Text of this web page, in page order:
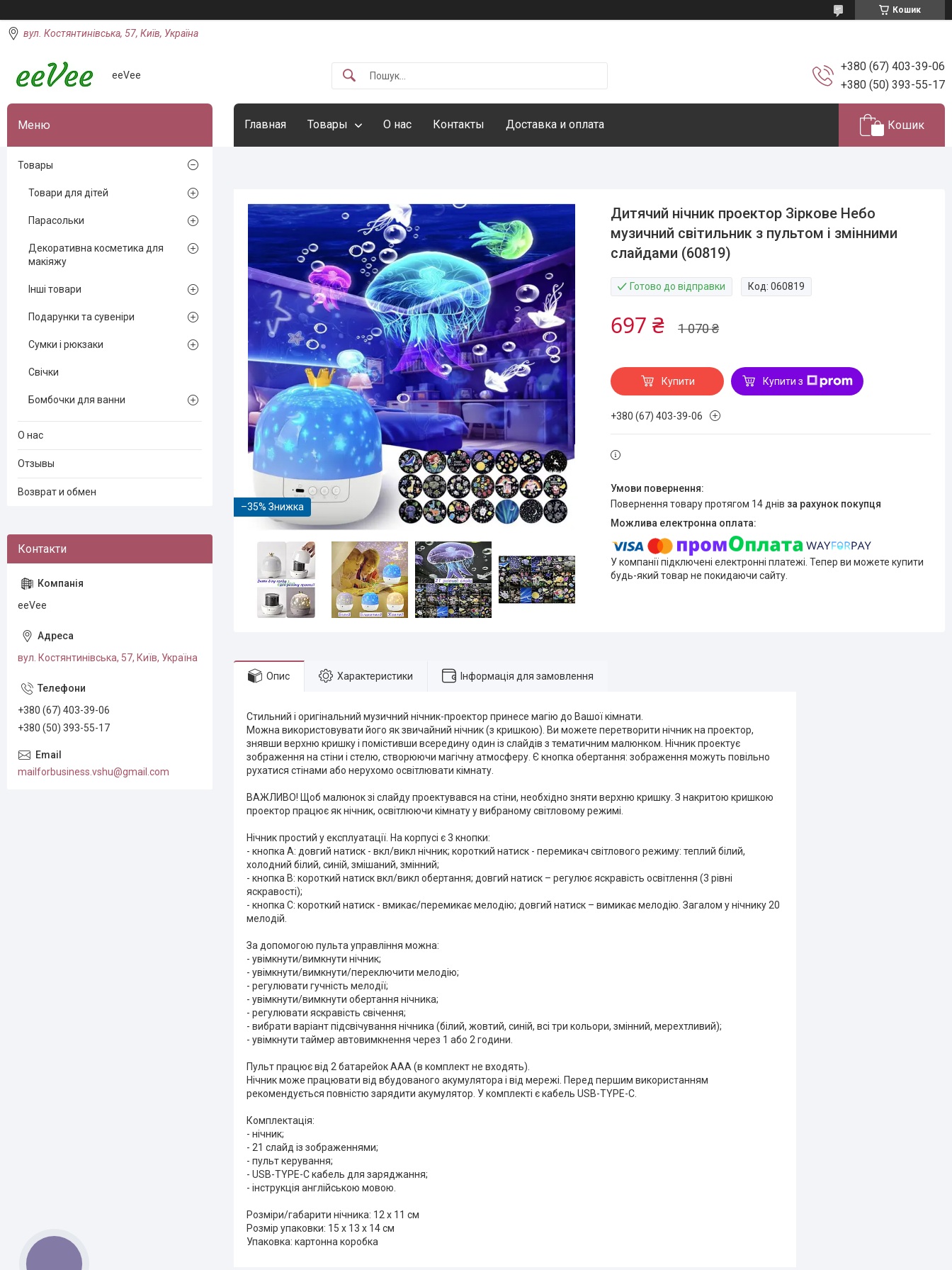
Кошик
вул. Костянтинівська, 57, Київ, Україна
eeVee
+380 (67) 403-39-06
+380 (50) 393-55-17
Главная Товары О нас Контакты Доставка и оплата Кошик
–35%
Дитячий нічник проектор Зіркове Небо
музичний світильник з пультом і змінними
слайдами (60819)
Готово до відправки Код:060819
1 070 ₴
697 ₴
Купити Купити з
+380 (67) 403-39-06
повернення товару протягом 14 днів за рахунок покупця
У компанії підключені електронні платежі. Тепер ви можете купити
будь-який товар не покидаючи сайту.
Опис Характеристики Інформація для замовлення
Стильний і оригінальний музичний нічник-проектор принесе магію до Вашої кімнати.
Можна використовувати його як звичайний нічник (з кришкою). Ви можете перетворити нічник на проектор,
знявши верхню кришку і помістивши всередину один із слайдів з тематичним малюнком. Нічник проектує
зображення на стіни і стелю, створюючи магічну атмосферу. Є кнопка обертання: зображення можуть повільно
рухатися стінами або нерухомо освітлювати кімнату.
ВАЖЛИВО! Щоб малюнок зі слайду проектувався на стіни, необхідно зняти верхню кришку. З накритою кришкою
проектор працює як нічник, освітлюючи кімнату у вибраному світловому режимі.
Нічник простий у експлуатації. На корпусі є 3 кнопки:
- кнопка A: довгий натиск - вкл/викл нічник; короткий натиск - перемикач світлового режиму: теплий білий,
холодний білий, синій, змішаний, змінний;
- кнопка B: короткий натиск вкл/викл обертання; довгий натиск – регулює яскравість освітлення (3 рівні
яскравості);
- кнопка C: короткий натиск - вмикає/перемикає мелодію; довгий натиск – вимикає мелодію. Загалом у нічнику 20
мелодій.
За допомогою пульта управління можна:
- увімкнути/вимкнути нічник;
- увімкнути/вимкнути/переключити мелодію;
- регулювати гучність мелодії;
- увімкнути/вимкнути обертання нічника;
- регулювати яскравість свічення;
- вибрати варіант підсвічування нічника (білий, жовтий, синій, всі три кольори, змінний, мерехтливий);
- увімкнути таймер автовимкнення через 1 або 2 години.
Пульт працює від 2 батарейок ААА (в комплект не входять).
Нічник може працювати від вбудованого акумулятора і від мережі. Перед першим використанням
рекомендується повністю зарядити акумулятор. У комплекті є кабель USB-TYPE-C.
Комплектація:
- нічник;
- 21 слайд із зображеннями;
- пульт керування;
- USB-TYPE-C кабель для заряджання;
- інструкція англійською мовою.
Розміри/габарити нічника: 12 х 11 см
Розмір упаковки: 15 х 13 х 14 см
Упаковка: картонна коробка
Товары
Товари для дітей
Парасольки
Декоративна косметика для
макіяжу
Інші товари
Подарунки та сувеніри
Сумки і рюкзаки
Свічки
Бомбочки для ванни
О нас
Отзывы
Возврат и обмен
eeVee
вул. Костянтинівська, 57, Київ, Україна
+380 (67) 403-39-06
+380 (50) 393-55-17
mailforbusiness.vshu@gmail.com